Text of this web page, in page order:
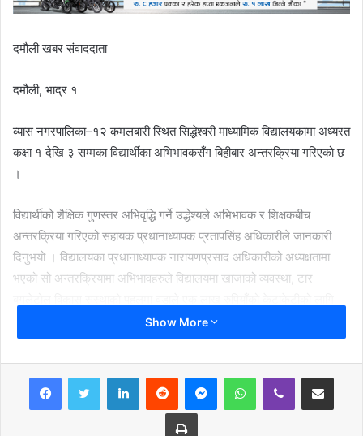
दमौली खबर संवाददाता
दमौली, भाद्र १
व्यास नगरपालिका–१२ कमलबारी स्थित सिद्धेश्वरी माध्यामिक विद्यालयकामा अध्यरत
कक्षा १ देखि ३ सम्मका विद्यार्थीका अभिभावकसँग बिहीबार अन्तरक्रिया गरिएको छ
।
विद्यार्थीको शैक्षिक गुणस्तर अभिवृद्धि गर्ने उद्धेश्यले अभिभावक र शिक्षकबीच
अन्तरक्रिया गरिएको सहायक प्रधानाध्यापक प्रतापसिंह अधिकारीले जानकारी
दिनुभयो । विद्यालयका प्रधानाध्यापक नारायणप्रसाद अधिकारीको अध्यक्षतामा
भएको सो अन्तरक्रियामा अभिभावहरुले विद्यालयमा खाजाको व्यवस्था, टार
खेलकुदका सामानको व्यवस्था गरेसँगै विद्यालयमा बालबालिकाहरु खेल्दै, पढ्दै, सिक्दै
गर्न पाएकोमा बालबालिकाहरु विद्यालय जान रमाएको कुरा अभिभावको धारणा थियो
। कार्यक्रममा प्राथमिक तहका इन्चार्ज छविदीप आले, शिक्षकहरु रमेश विकल,
विजय गुरुङ, सिता पन्त कैनी, शान्ता गौली, सोमा थापा लगायतले शैक्षिक गुणस्तर
वृद्धिहुँदै गएको र थप वृद्धिको लागि सबैले एक आफ्समा हातेमालो गर्दै अघि बढ्नु पर्नेमा
Show More
Print